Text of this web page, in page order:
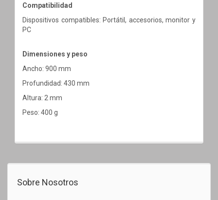
Compatibilidad
Dispositivos compatibles: Portátil, accesorios, monitor y
PC
Dimensiones y peso
Ancho: 900 mm
Profundidad: 430 mm
Altura: 2 mm
Peso: 400 g
Sobre Nosotros